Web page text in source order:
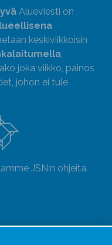
Alueviesti on
keskiviikkoisin
,
joka viikko, painos
johon ei tule
JSN:n ohjeita.